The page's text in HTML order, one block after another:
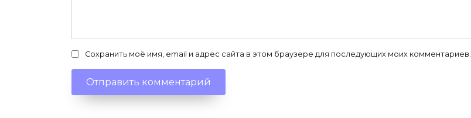
Сохранить моё имя, email и адрес сайта в этом браузере для последующих моих комментариев.